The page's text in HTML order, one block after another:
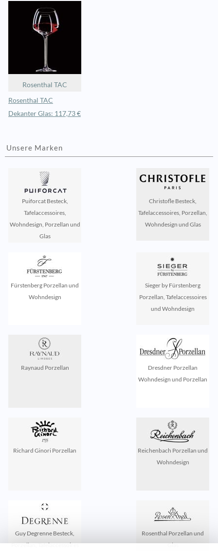
Rosenthal TAC
Rosenthal TAC
Dekanter Glas: 117,73 €
Unsere Marken
Puiforcat Besteck,
Tafelaccessoires,
Wohndesign, Porzellan und
Glas
Christofle Besteck,
Tafelaccessoires, Porzellan,
Wohndesign und Glas
Fürstenberg Porzellan und
Wohndesign
Sieger by Fürstenberg
Porzellan, Tafelaccessoires
und Wohndesign
Raynaud Porzellan
Dresdner Porzellan
Wohndesign und Porzellan
Richard Ginori Porzellan
Reichenbach Porzellan und
Wohndesign
Guy Degrenne Besteck,
Porzellan, Tafelaccessoires
Rosenthal Porzellan und
Glas